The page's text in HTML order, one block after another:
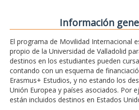
Información
El programa de Movilidad Internacional
propio de la Universidad de Valladolid
destinos en los estudiantes pueden
contando con un esquema de
Erasmus+ Estudios, y no estando los
Unión Europea y países asociados. Por
están incluidos destinos en Estados